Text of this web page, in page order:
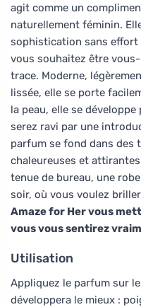
agit comme un
naturellement féminin.
sophistication sans effort
vous souhaitez être
trace. Moderne,
lissée, elle se porte
la peau, elle se
serez ravi par une
parfum se fond dans des
chaleureuses et
tenue de bureau, une
soir, où vous voulez
Amaze for Her vous
vous vous sentirez
Utilisation
Appliquez le parfum sur
développera le mieux :